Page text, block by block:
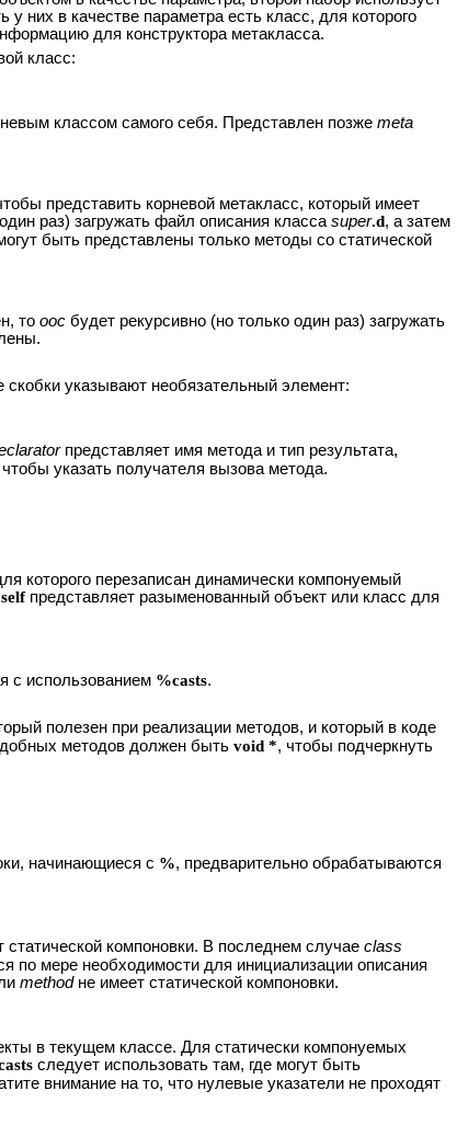
них в качестве параметра есть класс, для которого
для конструктора метакласса.
класс:
классом самого себя. Представлен позже meta
представить корневой метакласс, который имеет
раз) загружать файл описания класса super.d, а затем
быть представлены только методы со статической
то ooc будет рекурсивно (но только один раз) загружать
указывают необязательный элемент:
представляет имя метода и тип результата,
указать получателя вызова метода.
которого перезаписан динамически компонуемый
selfпредставляет разыменованный объект или класс для
с использованием %casts.
полезен при реализации методов, и который в коде
методов должен быть void *, чтобы подчеркнуть
начинающиеся с %, предварительно обрабатываются
статической компоновки. В последнем случае class
по мере необходимости для инициализации описания
methodне имеет статической компоновки.
в текущем классе. Для статически компонуемых
следует использовать там, где могут быть
внимание на то, что нулевые указатели не проходят